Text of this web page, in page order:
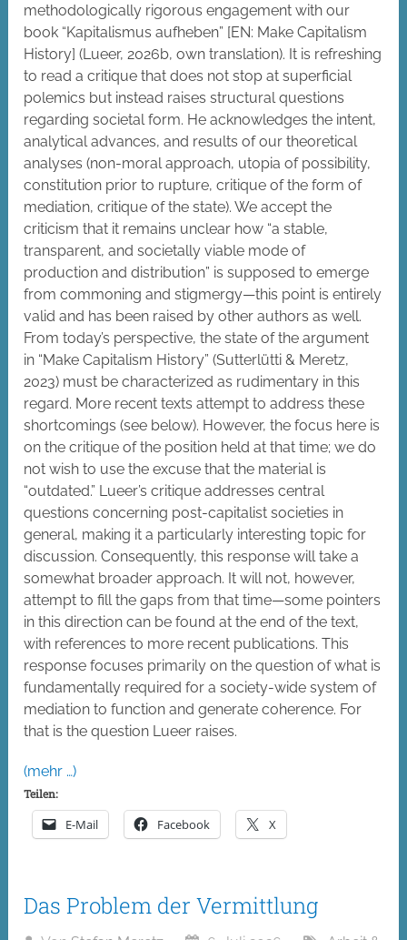
methodologically rigorous engagement with our
book “Kapitalismus aufheben” [EN: Make Capitalism
History] (Lueer, 2026b, own translation). It is refreshing
to read a critique that does not stop at superficial
polemics but instead raises structural questions
regarding societal form. He acknowledges the intent,
analytical advances, and results of our theoretical
analyses (non-moral approach, utopia of possibility,
constitution prior to rupture, critique of the form of
mediation, critique of the state). We accept the
criticism that it remains unclear how “a stable,
transparent, and societally viable mode of
production and distribution” is supposed to emerge
from commoning and stigmergy—this point is entirely
valid and has been raised by other authors as well.
From today’s perspective, the state of the argument
in “Make Capitalism History” (Sutterlütti & Meretz,
2023) must be characterized as rudimentary in this
regard. More recent texts attempt to address these
shortcomings (see below). However, the focus here is
on the critique of the position held at that time; we do
not wish to use the excuse that the material is
“outdated.” Lueer’s critique addresses central
questions concerning post-capitalist societies in
general, making it a particularly interesting topic for
discussion. Consequently, this response will take a
somewhat broader approach. It will not, however,
attempt to fill the gaps from that time—some pointers
in this direction can be found at the end of the text,
with references to more recent publications. This
response focuses primarily on the question of what is
fundamentally required for a society-wide system of
mediation to function and generate coherence. For
that is the question Lueer raises.
(mehr …)
Teilen:
E-Mail Facebook X
Das Problem der Vermittlung